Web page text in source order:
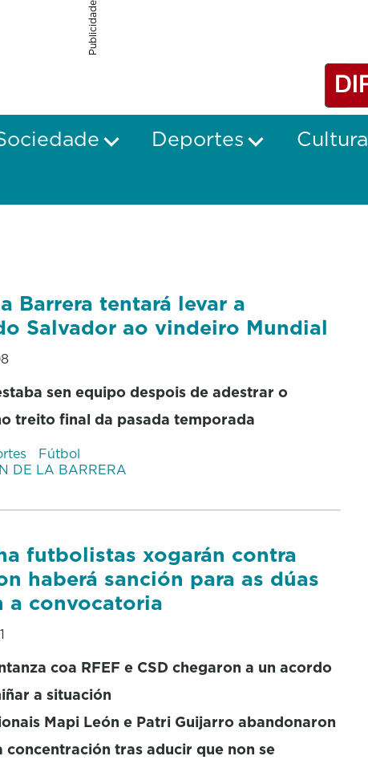
Publicidade
Deportes Cultura
Barrera tentará levar a
Salvador ao vindeiro Mundial
sen equipo despois de adestrar o
treito final da pasada temporada
Fútbol
DE LA BARRERA
futbolistas xogarán contra
haberá sanción para as dúas
a convocatoria
coa RFEF e CSD chegaron a un acordo
a situación
Mapi León e Patri Guijarro abandonaron
concentración tras aducir que non se